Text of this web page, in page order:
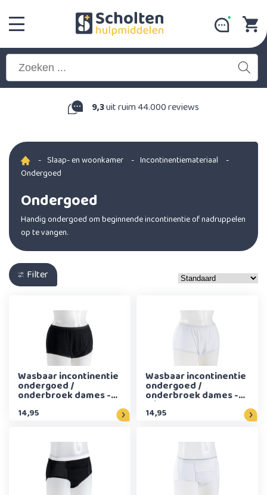
9,3uit ruim 44.000 reviews
- Slaap- en woonkamer - Incontinentiemateriaal
-
Ondergoed
Ondergoed
Handig ondergoed om beginnende incontinentie of nadruppelen
op te vangen.
Filter
Wasbaar incontinentie
ondergoed /
onderbroek dames -
14,95
Wasbaar incontinentie
ondergoed /
onderbroek dames -
Wit
14,95